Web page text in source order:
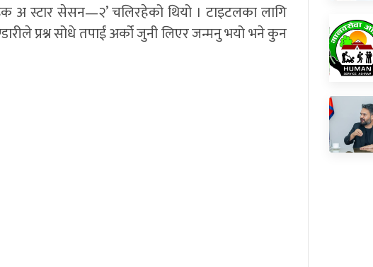
अ स्टार सेसन—२’ चलिरहेको थियो । टाइटलका लागि
प्रश्न सोधे तपाईं अर्को जुनी लिएर जन्मनु भयो भने कुन